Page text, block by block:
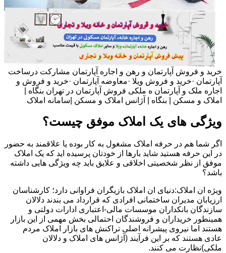
خرید و فروش آپارتمان و رهن و اجاره آپارتمان مشارکت درساخت
آپارتمان ·خرید و فروش ویلا ·معاوضه آپارتمان ·خرید و فروش و
اجاره ملک و آپارتمان ه ملکی فروش آپارتمان در تهران بنگاه |
املاک و مسکن | بنگاه | آژانس املاک و مسکن |سامانه املاک
ویژگی های یک املاک موفق چیست؟
اگر شما هم در حرفه املاک مشغول به کار بوده یا علاقمند به حضور
در این حرفه هستید شاید بارها از خودتان پرسیده اید که یک املاک
موفق از نظر شخصیتی اخلاقی و علایق باید چه ویژگی هایی داشته
باشد؟
ویژه ان املاک:دنیای ان املاک بازیگران فراوانی دارد؛ کارشناسان
ارزیابان مدیران ساختمانی افرادی که قرارداد می بندند دلالان
سازندگان بانکداران موسسات مالی-اعتباری ادارات دولتی و
همینطور خریداران و فروشندگان احتمالی بخش مهمی از این بازار
هستند اما نیروی پیشرانه اصلی تراکنش های بازار املاک مردم
عادی هستند که بر این فرآیند (آژانس های املاک و دلالان
ملکی)نظارت می کنند.